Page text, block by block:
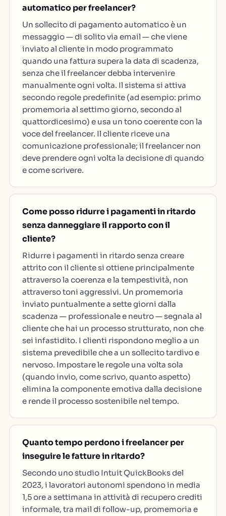
automatico per freelancer?
Un sollecito di pagamento automatico è un
messaggio — di solito via email — che viene
inviato al cliente in modo programmato
quando una fattura supera la data di scadenza,
senza che il freelancer debba intervenire
manualmente ogni volta. Il sistema si attiva
secondo regole predefinite (ad esempio: primo
promemoria al settimo giorno, secondo al
quattordicesimo) e usa un tono coerente con la
voce del freelancer. Il cliente riceve una
comunicazione professionale; il freelancer non
deve prendere ogni volta la decisione di quando
e come scrivere.
Come posso ridurre i pagamenti in ritardo
senza danneggiare il rapporto con il
cliente?
Ridurre i pagamenti in ritardo senza creare
attrito con il cliente si ottiene principalmente
attraverso la coerenza e la tempestività, non
attraverso toni aggressivi. Un promemoria
inviato puntualmente a sette giorni dalla
scadenza — professionale e neutro — segnala al
cliente che hai un processo strutturato, non che
sei infastidito. I clienti rispondono meglio a un
sistema prevedibile che a un sollecito tardivo e
nervoso. Impostare le regole una volta sola
(quando invio, come scrivo, quanto aspetto)
elimina la componente emotiva dalla decisione
e rende il processo sostenibile nel tempo.
Quanto tempo perdono i freelancer per
inseguire le fatture in ritardo?
Secondo uno studio Intuit QuickBooks del
2023, i lavoratori autonomi spendono in media
1,5 ore a settimana in attività di recupero crediti
informale, tra mail di follow-up, promemoria e